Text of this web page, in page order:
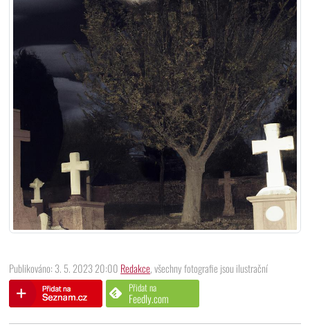
Publikováno: 3. 5. 2023 20:00 Redakce, všechny fotografie jsou ilustrační
Přidat na
Feedly.com